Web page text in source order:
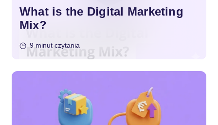
What is the Digital Marketing
Mix?
9 minut czytania